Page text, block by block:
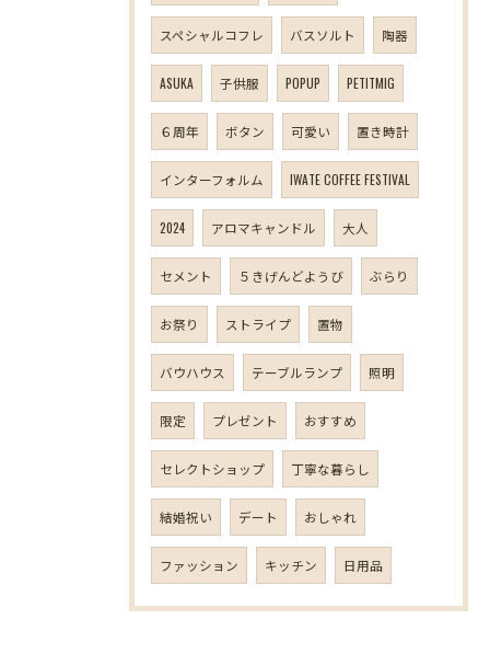
スペシャルコフレ バスソルト 陶器
ASUKA 子供服 POPUP PETITMIG
６周年 ボタン 可愛い 置き時計
インターフォルム IWATE COFFEE FESTIVAL
2024 アロマキャンドル 大人
セメント ５きげんどようび ぶらり
お祭り ストライプ 置物
バウハウス テーブルランプ 照明
限定 プレゼント おすすめ
セレクトショップ 丁寧な暮らし
結婚祝い デート おしゃれ
ファッション キッチン 日用品